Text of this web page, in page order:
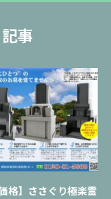
事
格】ささぐり極楽霊